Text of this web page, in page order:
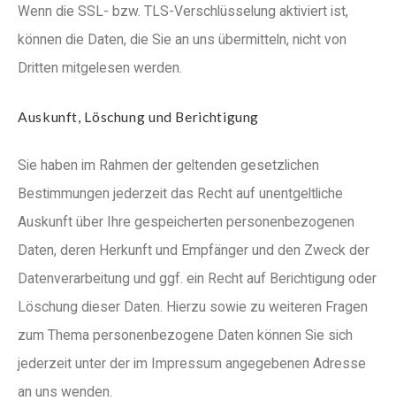
Wenn die SSL- bzw. TLS-Verschlüsselung aktiviert ist,
können die Daten, die Sie an uns übermitteln, nicht von
Dritten mitgelesen werden.
Auskunft, Löschung und Berichtigung
Sie haben im Rahmen der geltenden gesetzlichen
Bestimmungen jederzeit das Recht auf unentgeltliche
Auskunft über Ihre gespeicherten personenbezogenen
Daten, deren Herkunft und Empfänger und den Zweck der
Datenverarbeitung und ggf. ein Recht auf Berichtigung oder
Löschung dieser Daten. Hierzu sowie zu weiteren Fragen
zum Thema personenbezogene Daten können Sie sich
jederzeit unter der im Impressum angegebenen Adresse
an uns wenden.